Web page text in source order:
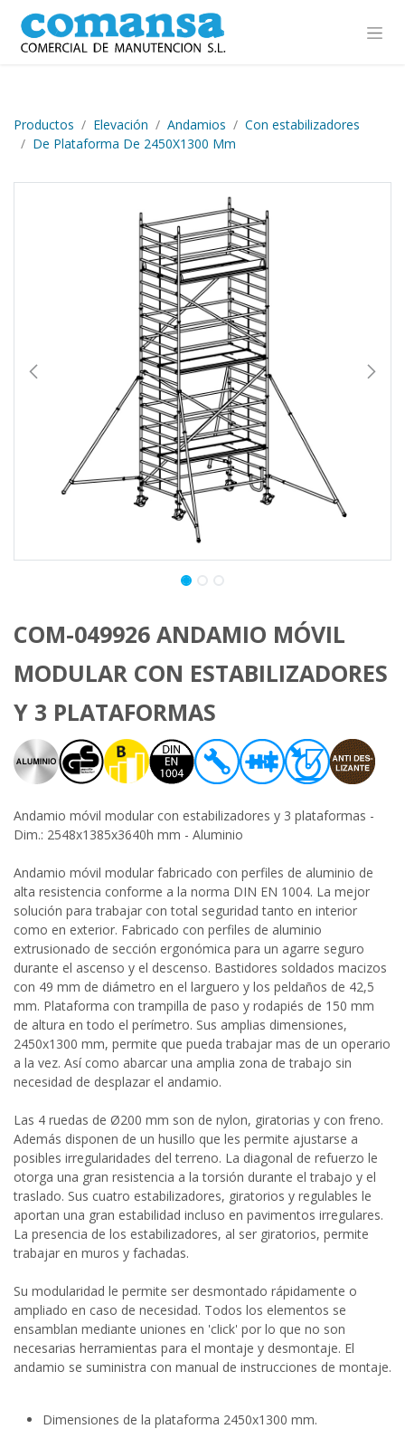
Ir al contenido
Productos Elevación Andamios
Con estabilizadores
De Plataforma De 2450X1300 Mm
COM-049926 ANDAMIO MÓVIL
MODULAR CON ESTABILIZADORES
Y 3 PLATAFORMAS
Andamio móvil modular con estabilizadores y 3 plataformas -
Dim.: 2548x1385x3640h mm - Aluminio
Andamio móvil modular fabricado con perfiles de aluminio de
alta resistencia conforme a la norma DIN EN 1004. La mejor
solución para trabajar con total seguridad tanto en interior
como en exterior. Fabricado con perfiles de aluminio
extrusionado de sección ergonómica para un agarre seguro
durante el ascenso y el descenso. Bastidores soldados macizos
con 49 mm de diámetro en el larguero y los peldaños de 42,5
mm. Plataforma con trampilla de paso y rodapiés de 150 mm
de altura en todo el perímetro. Sus amplias dimensiones,
2450x1300 mm, permite que pueda trabajar mas de un operario
a la vez. Así como abarcar una amplia zona de trabajo sin
necesidad de desplazar el andamio.
Las 4 ruedas de Ø200 mm son de nylon, giratorias y con freno.
Además disponen de un husillo que les permite ajustarse a
posibles irregularidades del terreno. La diagonal de refuerzo le
otorga una gran resistencia a la torsión durante el trabajo y el
traslado. Sus cuatro estabilizadores, giratorios y regulables le
aportan una gran estabilidad incluso en pavimentos irregulares.
La presencia de los estabilizadores, al ser giratorios, permite
trabajar en muros y fachadas.
Su modularidad le permite ser desmontado rápidamente o
ampliado en caso de necesidad. Todos los elementos se
ensamblan mediante uniones en 'click' por lo que no son
necesarias herramientas para el montaje y desmontaje. El
andamio se suministra con manual de instrucciones de montaje.
Dimensiones de la plataforma 2450x1300 mm.